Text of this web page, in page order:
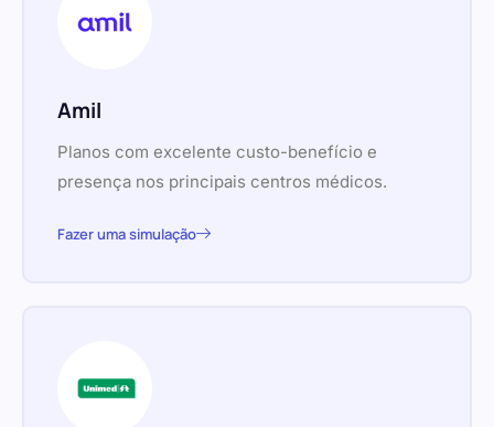
Amil
Planos com excelente custo-benefício e
presença nos principais centros médicos.
Fazer uma simulação